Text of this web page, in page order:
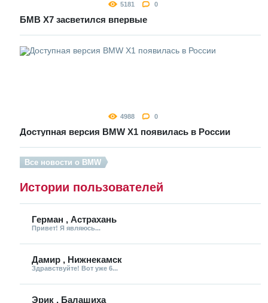
5181 0
БМВ Х7 засветился впервые
4988 0
Доступная версия BMW X1 появилась в России
Все новости о BMW
Истории пользователей
Герман , Астрахань
Привет! Я являюсь...
Дамир , Нижнекамск
Здравствуйте! Вот уже 6...
Эрик , Балашиха